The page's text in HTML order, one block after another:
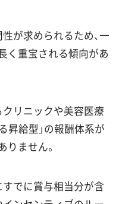
が求められるため、一
く重宝される傾向があ
クリニックや美容医療
昇給型」の報酬体系が
ません。
すでに賞与相当分が含